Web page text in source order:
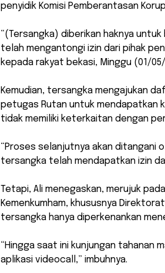
penyidik Komisi Pemberantasan
“(Tersangka) diberikan haknya
telah mengantongi izin dari pihak
kepada rakyat bekasi, Minggu (01/05/
Kemudian, tersangka mengajukan
petugas Rutan untuk mendapatkan
tidak memiliki keterkaitan dengan
“Proses selanjutnya akan ditangani
tersangka telah mendapatkan izin
Tetapi, Ali menegaskan, merujuk
Kemenkumham, khususnya
tersangka hanya diperkenankan
“Hingga saat ini kunjungan tahanan
aplikasi videocall,” imbuhnya.